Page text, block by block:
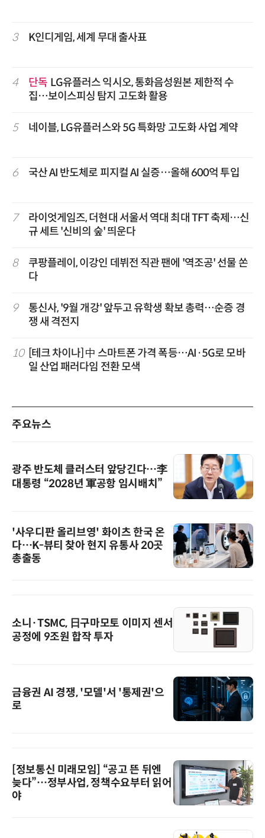
3 K인디게임, 세계 무대 출사표
4 단독 LG유플러스 익시오, 통화음성원본 제한적 수
집…보이스피싱 탐지 고도화 활용
5 네이블, LG유플러스와 5G 특화망 고도화 사업 계약
6 국산 AI 반도체로 피지컬 AI 실증…올해 600억 투입
7
라이엇게임즈, 더현대 서울서 역대 최대 TFT 축제…신
규 세트 '신비의 숲' 띄운다
8
쿠팡플레이, 이강인 데뷔전 직관 팬에 '역조공' 선물 쏜
다
9
통신사, '9월 개강' 앞두고 유학생 확보 총력…순증 경
쟁 새 격전지
10
[테크 차이나] 中 스마트폰 가격 폭등…AI·5G로 모바
일 산업 패러다임 전환 모색
주요뉴스
광주 반도체 클러스터 앞당긴다…李
대통령 “2028년 軍공항 임시배치”
'사우디판 올리브영' 화이츠 한국 온
다…K-뷰티 찾아 현지 유통사 20곳
총출동
소니·TSMC, 日구마모토 이미지 센서
공정에 9조원 합작 투자
금융권 AI 경쟁, '모델'서 '통제권'으
로
[정보통신 미래모임] “공고 뜬 뒤엔
늦다”…정부사업, 정책수요부터 읽어
야